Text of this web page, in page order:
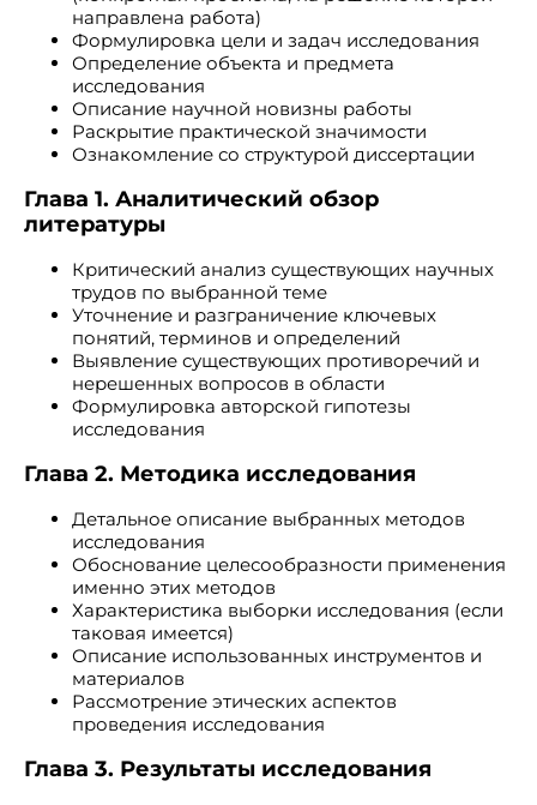
направлена работа)
Формулировка цели и задач исследования
Определение объекта и предмета
исследования
Описание научной новизны работы
Раскрытие практической значимости
Ознакомление со структурой диссертации
Глава 1. Аналитический обзор
литературы
Критический анализ существующих научных
трудов по выбранной теме
Уточнение и разграничение ключевых
понятий, терминов и определений
Выявление существующих противоречий и
нерешенных вопросов в области
Формулировка авторской гипотезы
исследования
Глава 2. Методика исследования
Детальное описание выбранных методов
исследования
Обоснование целесообразности применения
именно этих методов
Характеристика выборки исследования (если
таковая имеется)
Описание использованных инструментов и
материалов
Рассмотрение этических аспектов
проведения исследования
Глава 3. Результаты исследования